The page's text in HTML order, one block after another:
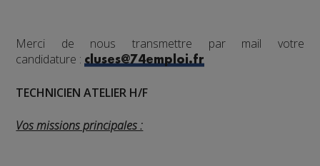
Merci de nous transmettre par mail votre
candidature :cluses@74emploi.fr
TECHNICIEN ATELIER H/F
Vos missions principales :